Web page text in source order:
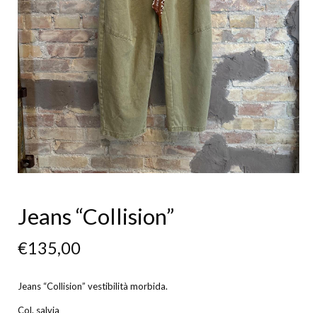
Jeans “Collision”
€135,00
Jeans “Collision” vestibilità morbida.
Col. salvia